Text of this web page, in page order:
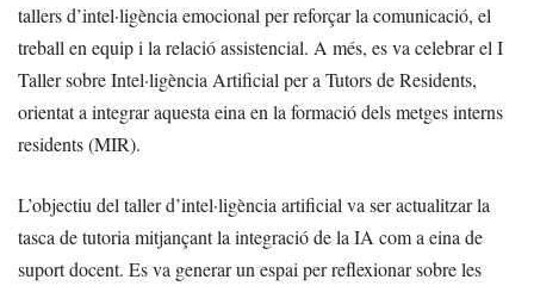
tallers d’intel·ligència emocional per reforçar la comunicació, el
treball en equip i la relació assistencial. A més, es va celebrar el I
Taller sobre Intel·ligència Artificial per a Tutors de Residents,
orientat a integrar aquesta eina en la formació dels metges interns
residents (MIR).
L’objectiu del taller d’intel·ligència artificial va ser actualitzar la
tasca de tutoria mitjançant la integració de la IA com a eina de
suport docent. Es va generar un espai per reflexionar sobre les